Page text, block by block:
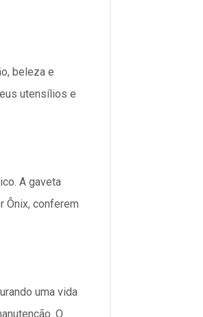
beleza e
utensílios e
A gaveta
Ônix, conferem
uma vida
O